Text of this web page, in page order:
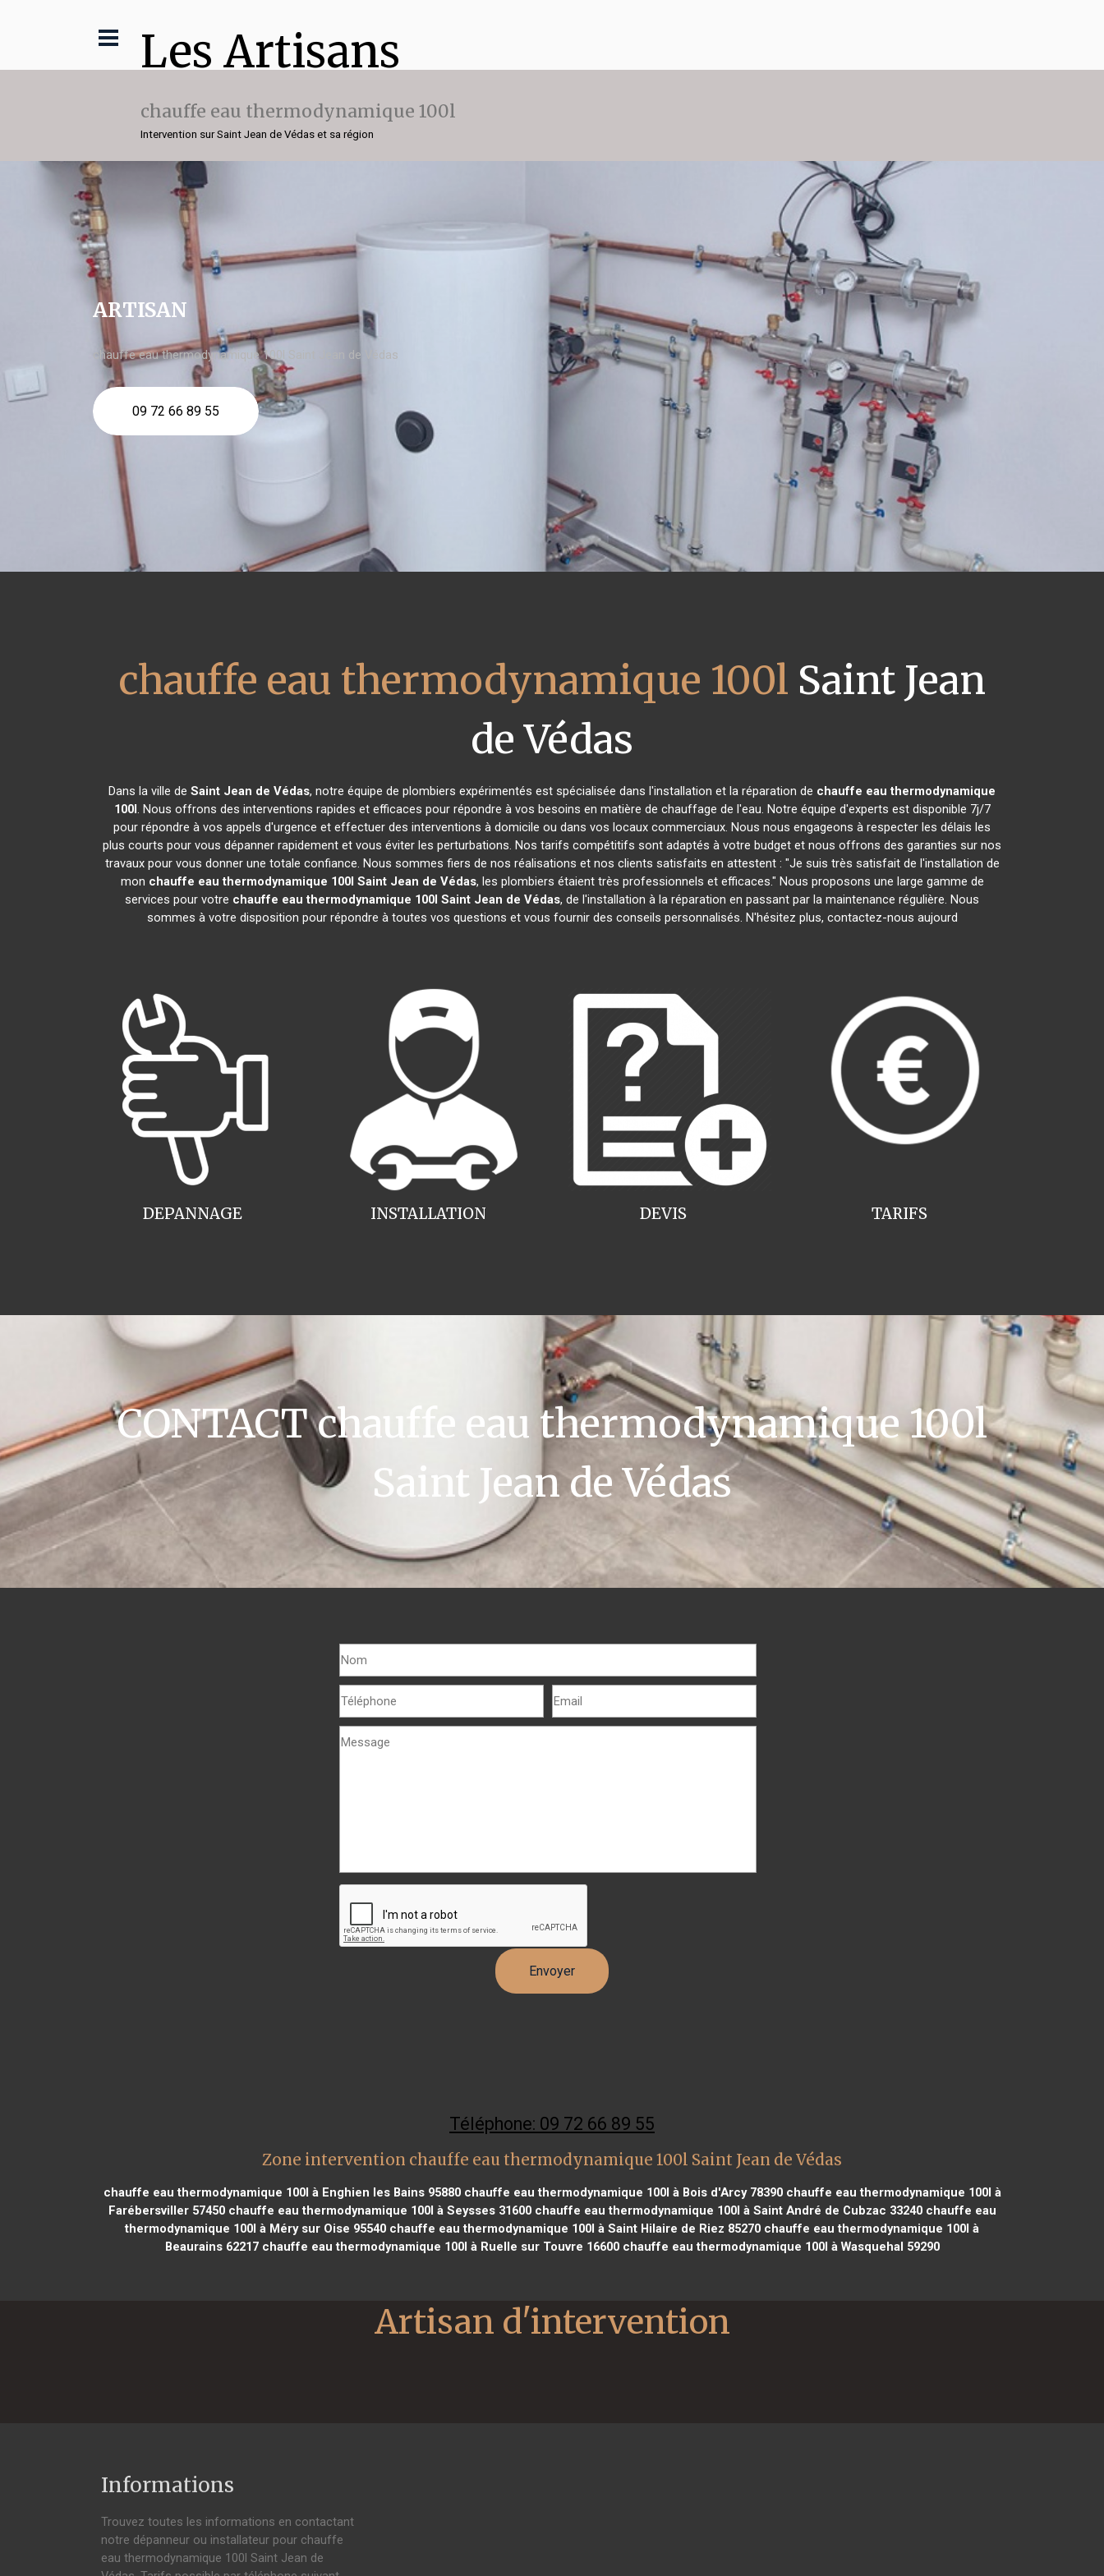
Les Artisans
chauffe eau thermodynamique 100l
Intervention sur Saint Jean de Védas et sa région
ARTISAN
chauffe eau thermodynamique 100l Saint Jean de Védas
09 72 66 89 55
chauffe eau thermodynamique 100l Saint Jean
de Védas
Dans la ville de Saint Jean de Védas, notre équipe de plombiers expérimentés est spécialisée dans l'installation et la réparation de chauffe eau thermodynamique
100l. Nous offrons des interventions rapides et efficaces pour répondre à vos besoins en matière de chauffage de l'eau. Notre équipe d'experts est disponible 7j/7
pour répondre à vos appels d'urgence et effectuer des interventions à domicile ou dans vos locaux commerciaux. Nous nous engageons à respecter les délais les
plus courts pour vous dépanner rapidement et vous éviter les perturbations. Nos tarifs compétitifs sont adaptés à votre budget et nous offrons des garanties sur nos
travaux pour vous donner une totale confiance. Nous sommes fiers de nos réalisations et nos clients satisfaits en attestent : "Je suis très satisfait de l'installation de
mon chauffe eau thermodynamique 100l Saint Jean de Védas, les plombiers étaient très professionnels et efficaces." Nous proposons une large gamme de
services pour votre chauffe eau thermodynamique 100l Saint Jean de Védas, de l'installation à la réparation en passant par la maintenance régulière. Nous
sommes à votre disposition pour répondre à toutes vos questions et vous fournir des conseils personnalisés. N'hésitez plus, contactez-nous aujourd
INSTALLATION
DEPANNAGE TARIFS
DEVIS
CONTACT chauffe eau thermodynamique 100l
Saint Jean de Védas
Téléphone: 09 72 66 89 55
Zone intervention chauffe eau thermodynamique 100l Saint Jean de Védas
chauffe eau thermodynamique 100l à Enghien les Bains 95880chauffe eau thermodynamique 100l à Bois d'Arcy 78390chauffe eau thermodynamique 100l à
Farébersviller 57450chauffe eau thermodynamique 100l à Seysses 31600chauffe eau thermodynamique 100l à Saint André de Cubzac 33240chauffe eau
thermodynamique 100l à Méry sur Oise 95540 chauffe eau thermodynamique 100l à Saint Hilaire de Riez 85270 chauffe eau thermodynamique 100l à
Beaurains 62217chauffe eau thermodynamique 100l à Ruelle sur Touvre 16600chauffe eau thermodynamique 100l à Wasquehal 59290
Informations
Trouvez toutes les informations en contactant
notre dépanneur ou installateur pour chauffe
eau thermodynamique 100l Saint Jean de
Artisan d'intervention